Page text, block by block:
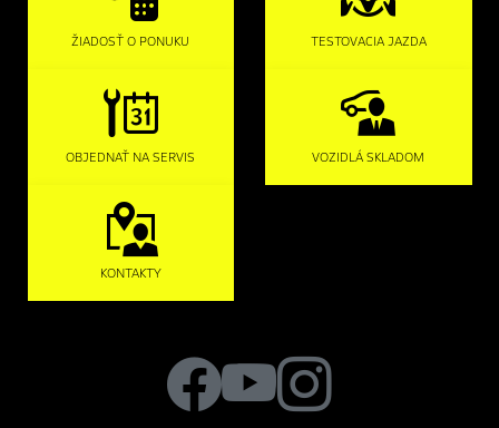
ŽIADOSŤ O PONUKU TESTOVACIA JAZDA
OBJEDNAŤ NA SERVIS VOZIDLÁ SKLADOM
KONTAKTY